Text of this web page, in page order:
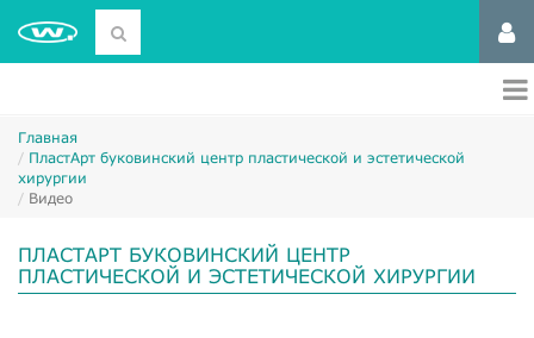
Главная
ПластАрт буковинский центр пластической и эстетической
хирургии
Видео
ПЛАСТАРТ БУКОВИНСКИЙ ЦЕНТР
ПЛАСТИЧЕСКОЙ И ЭСТЕТИЧЕСКОЙ ХИРУРГИИ